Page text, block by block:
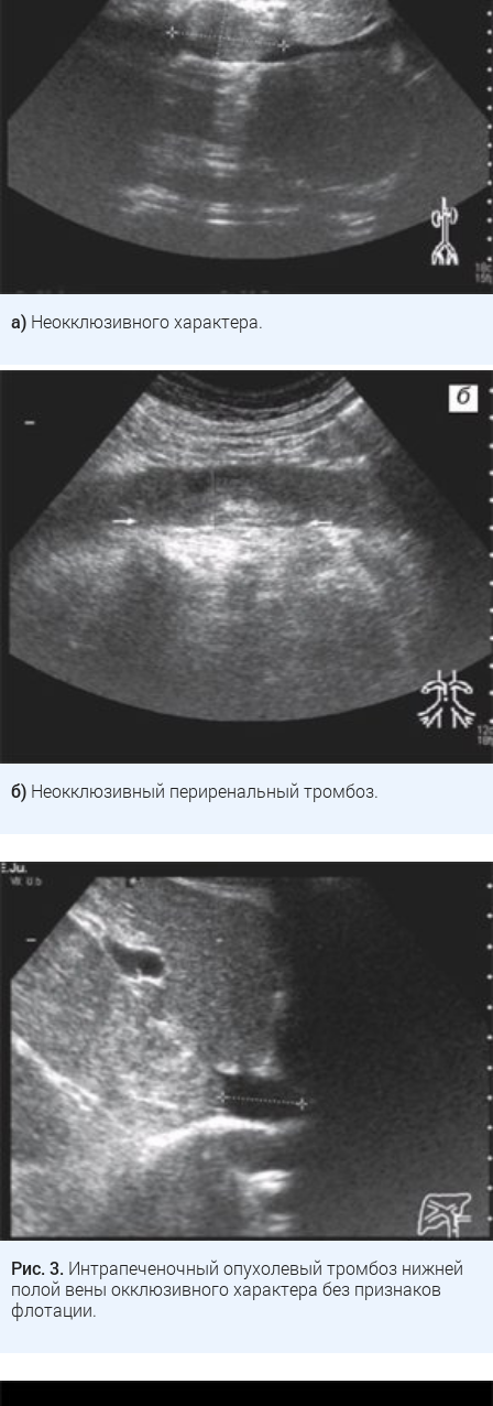
а) Неокклюзивного характера.
б) Неокклюзивный периренальный тромбоз.
Рис. 3. Интрапеченочный опухолевый тромбоз нижней
полой вены окклюзивного характера без признаков
флотации.